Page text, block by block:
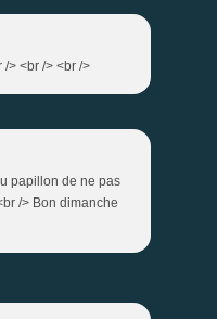
> <br /> <br />
papillon de ne pas
/> Bon dimanche